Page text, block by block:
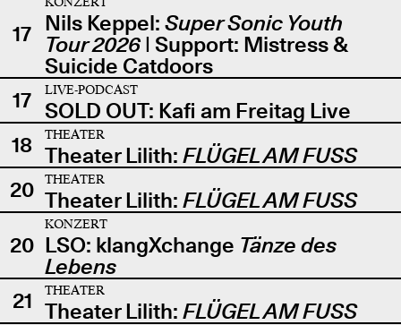
17 Nils Keppel: Super Sonic Youth
Tour 2026| Support: Mistress &
Suicide Catdoors
17
LIVE-PODCAST
SOLD OUT: Kafi am Freitag Live
18
THEATER
Theater Lilith: FLÜGEL AM FUSS
20
THEATER
Theater Lilith: FLÜGEL AM FUSS
20
KONZERT
LSO: klangXchange Tänze des
Lebens
21
THEATER
Theater Lilith: FLÜGEL AM FUSS